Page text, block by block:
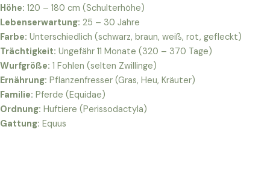
Höhe: 120 – 180 cm (Schulterhöhe)
Lebenserwartung: 25 – 30 Jahre
Farbe: Unterschiedlich (schwarz, braun, weiß, rot, gefleckt)
Trächtigkeit: Ungefähr 11 Monate (320 – 370 Tage)
Wurfgröße: 1 Fohlen (selten Zwillinge)
Ernährung: Pflanzenfresser (Gras, Heu, Kräuter)
Familie: Pferde (Equidae)
Ordnung: Huftiere (Perissodactyla)
Gattung: Equus